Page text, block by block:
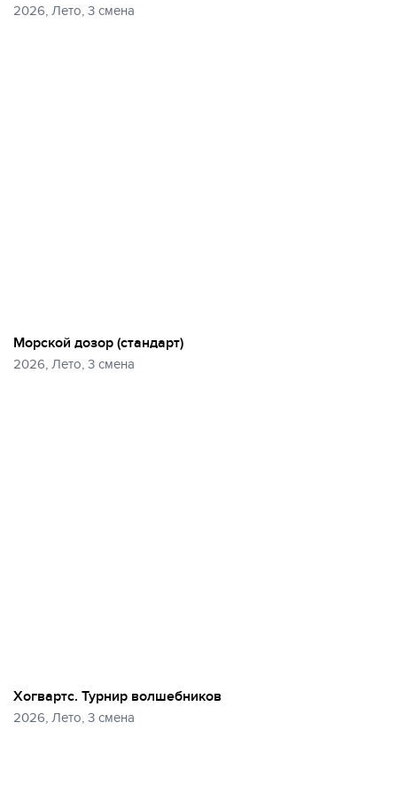
2026, Лето, 3 смена
Морской дозор (стандарт)
2026, Лето, 3 смена
Хогвартс. Турнир волшебников
2026, Лето, 3 смена